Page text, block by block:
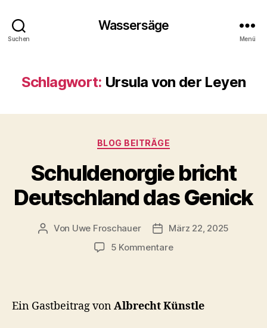
Suchen
Wassersäge
Menü
Schlagwort: Ursula von der Leyen
Kategorien
BLOG BEITRÄGE
Schuldenorgie bricht
Deutschland das Genick
Beitragsautor
Von Uwe Froschauer Beitragsdatum
März 22, 2025
5 Kommentarezu
Genick
Ein Gastbeitrag vonAlbrecht Künstle